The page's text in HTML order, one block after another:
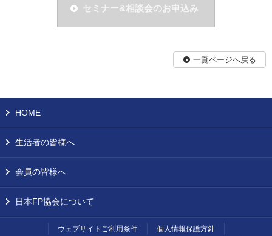
セミナー&相談会のお申込み
一覧ページへ戻る
HOME
生活者の皆様へ
会員の皆様へ
日本FP協会について
ウェブサイトご利用条件
個人情報保護方針